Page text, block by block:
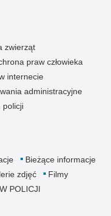
zwierząt
praw człowieka
internecie
administracyjne
policji
Bieżące informacje
zdjęć
Filmy
POLICJI